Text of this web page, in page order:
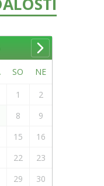
SO NE
1
2
8
9
15
16
22
23
29
30